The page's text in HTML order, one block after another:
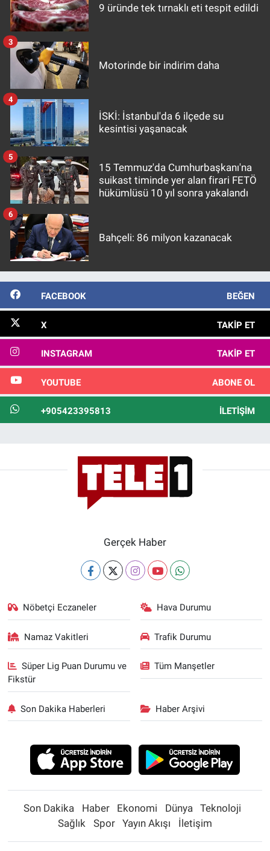
9 üründe tek tırnaklı eti tespit edildi
Motorinde bir indirim daha
3
İSKİ: İstanbul'da 6 ilçede su
kesintisi yaşanacak
4
15 Temmuz'da Cumhurbaşkanı'na
suikast timinde yer alan firari FETÖ
hükümlüsü 10 yıl sonra yakalandı
5
Bahçeli: 86 milyon kazanacak
6
FACEBOOK BEĞEN
X TAKIP ET
INSTAGRAM TAKIP ET
YOUTUBE ABONE OL
+905423395813 İLETIŞIM
Gerçek Haber
Nöbetçi Eczaneler Hava Durumu
Namaz Vakitleri Trafik Durumu
Süper Lig Puan Durumu ve
Fikstür
Tüm Manşetler
Son Dakika Haberleri Haber Arşivi
Son Dakika Haber Ekonomi Dünya
Teknoloji
Sağlık
Spor Yayın Akışı İletişim